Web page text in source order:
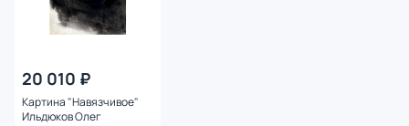
20 010 ₽
Картина "Навязчивое"
Ильдюков Олег